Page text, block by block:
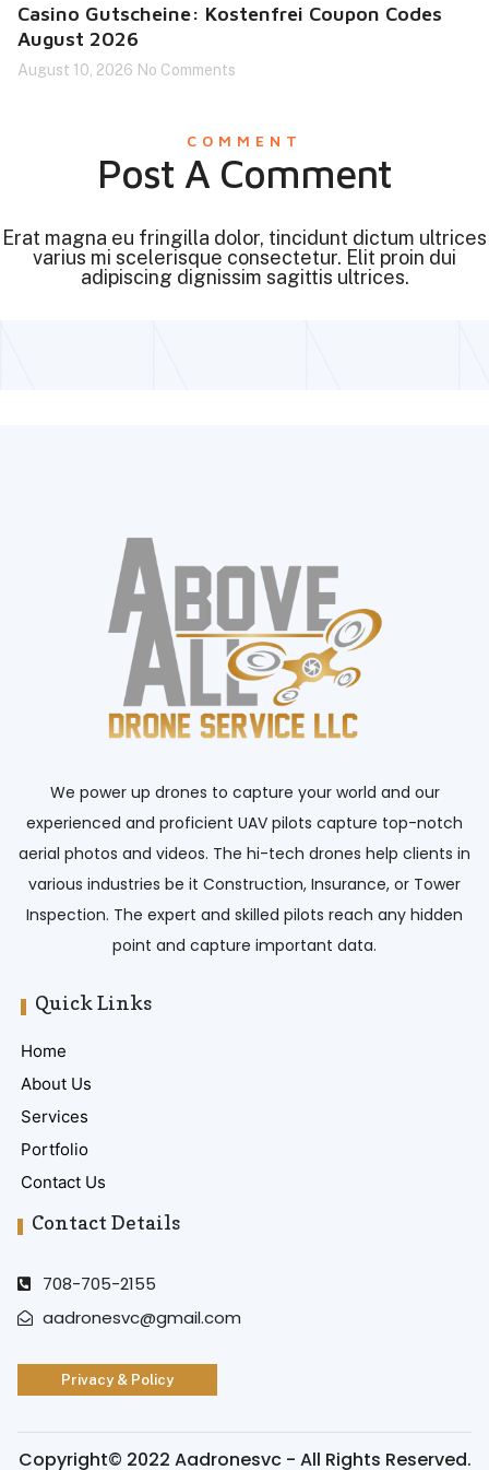
Casino Gutscheine: Kostenfrei Coupon Codes
August 2026
August 10, 2026 No Comments
COMMENT
Post A Comment
Erat magna eu fringilla dolor, tincidunt dictum ultrices
varius mi scelerisque consectetur. Elit proin dui
adipiscing dignissim sagittis ultrices.
We power up drones to capture your world and our
experienced and proficient UAV pilots capture top-notch
aerial photos and videos. The hi-tech drones help clients in
various industries be it Construction, Insurance, or Tower
Inspection. The expert and skilled pilots reach any hidden
point and capture important data.
Quick Links
Home
About Us
Services
Portfolio
Contact Us
Contact Details
708-705-2155
aadronesvc@gmail.com
Privacy & Policy
Copyright© 2022 Aadronesvc - All Rights Reserved.